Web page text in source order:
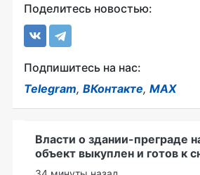
Поделитесь новостью:
Подпишитесь на нас:
Telegram, ВКонтакте, MAX
Власти о здании-преграде
объект выкуплен и готов к